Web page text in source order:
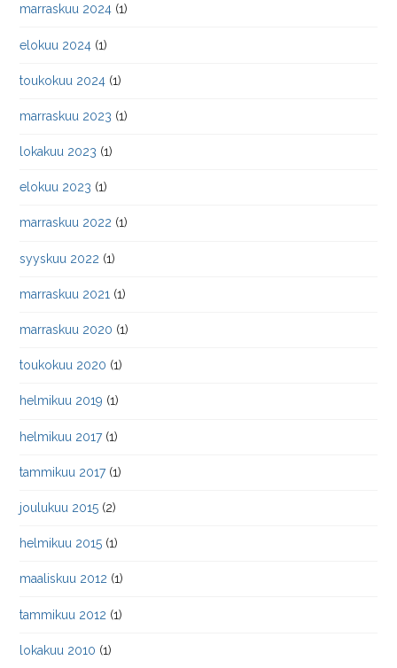
marraskuu 2024 (1)
elokuu 2024 (1)
toukokuu 2024 (1)
marraskuu 2023 (1)
lokakuu 2023 (1)
elokuu 2023 (1)
marraskuu 2022 (1)
syyskuu 2022 (1)
marraskuu 2021 (1)
marraskuu 2020 (1)
toukokuu 2020 (1)
helmikuu 2019 (1)
helmikuu 2017(1)
tammikuu 2017(1)
joulukuu 2015 (2)
helmikuu 2015 (1)
maaliskuu 2012 (1)
tammikuu 2012 (1)
lokakuu 2010 (1)